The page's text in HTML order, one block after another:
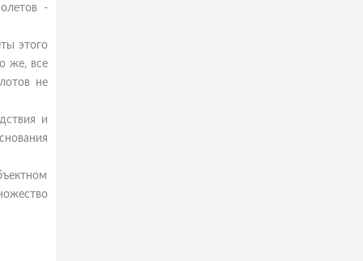
-
этого
же, все
не
и